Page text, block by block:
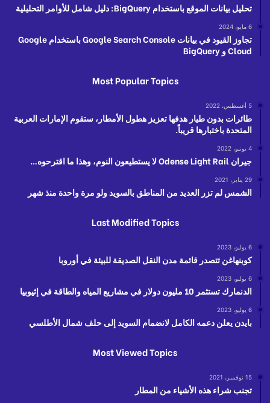
تحليل بيانات الموقع باستخدام BigQuery: دليل شامل للأوامر التحليلية
6 مايو، 2024
تجاوز القيود في بيانات Google Search Console باستخدام Google
Cloud و BigQuery
Most Popular Topics
5 أغسطس، 2022
طائرات بدون طيار هدفها تعزيز هطول الأمطار، ستقوم الإمارات العربية
المتحدة باختبارها قريباً.
4 يونيو، 2022
جيران Odense Light Rail لا يستطيعون النوم، وهذا ما اقترحوه…
29 يناير، 2021
الشمس لم تزر العديد من المناطق بالسويد ولو مرة واحدة منذ شهر
Last Modified Topics
6 يوليو، 2023
كوبنهاغن تتصدر قائمة مدن النقل الصديقة للبيئة في أوروبا
6 يوليو، 2023
الدنمارك تستثمر 10 مليون دولار في مشاريع المياه والطاقة في إثيوبيا
6 يوليو، 2023
بايدن يعلن دعمه الكامل لانضمام السويد إلى حلف شمال الأطلسي
Most Viewed Topics
15 نوفمبر، 2021
تجنب شراء هذه الأشياء من المطار